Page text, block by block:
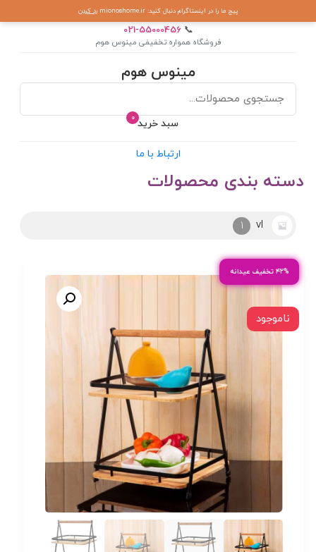
پیج ما را در اینستاگرام دنبال کنید: mionoshome.ir رد کردن
📞
021-55000456
فروشگاه همواره تخفیفی مینوس هوم
مینوس هوم
0 سبد خرید
ارتباط با ما
دسته بندی محصولات
آرکوپال
۴۲% تخفیف عیدانه
ناموجود